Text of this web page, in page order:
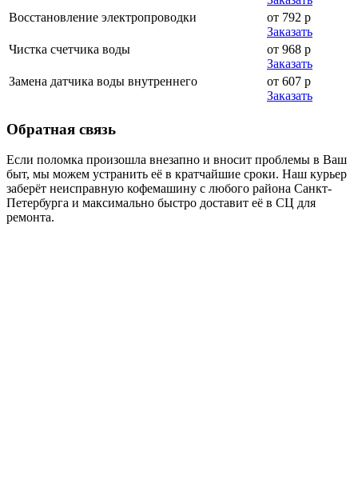
Восстановление электропроводки
от 792 р
Заказать
Чистка счетчика воды
от 968 р
Заказать
Замена датчика воды внутреннего
от 607 р
Заказать
Обратная связь
Если поломка произошла внезапно и вносит проблемы в Ваш
быт, мы можем устранить её в кратчайшие сроки. Наш курьер
заберёт неисправную кофемашину с любого района Санкт-
Петербурга и максимально быстро доставит её в СЦ для
ремонта.